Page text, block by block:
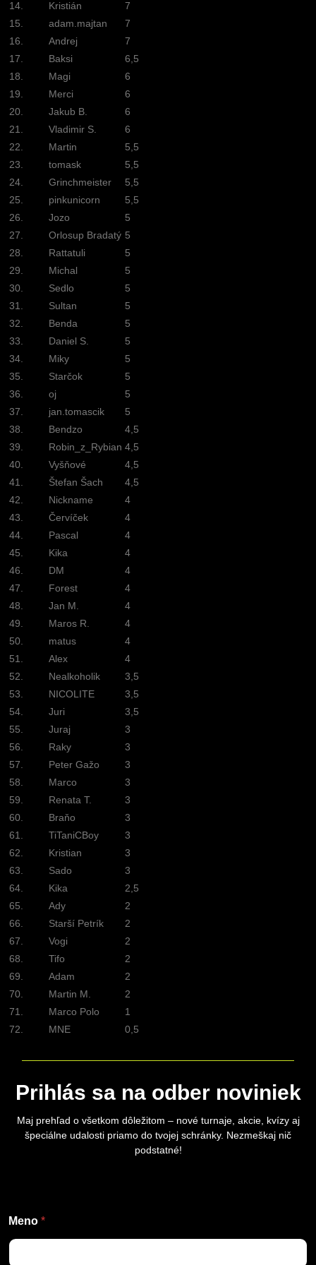
14. Kristián
7
15.
adam.majtan
7
16.
Andrej
7
17.
Baksi
6,5
18.
Magi
6
19.
Merci
6
20.
Jakub B.
6
21.
Vladimir S.
6
22.
Martin
5,5
23.
tomask
5,5
24.
Grinchmeister
5,5
25.
pinkunicorn
5,5
26.
Jozo
5
27.
Orlosup Bradatý 5
28.
Rattatuli
5
29.
Michal
5
30.
Sedlo
5
31.
Sultan
5
32.
Benda
5
33.
Daniel S.
5
34.
Miky
5
35.
Starčok
5
36.
oj
5
37.
jan.tomascik
5
38.
Bendzo
4,5
39.
Robin_z_Rybian 4,5
40.
Vyšňové
4,5
41.
Štefan Šach
4,5
42.
Nickname
4
43.
Červíček
4
44.
Pascal
4
45.
Kika
4
46.
DM
4
47.
Forest
4
48.
Jan M.
4
49.
Maros R.
4
50.
matus
4
51.
Alex
4
52.
Nealkoholik
3,5
53.
NICOLITE
3,5
54.
Juri
3,5
55.
Juraj
3
56.
Raky
3
57.
Peter Gažo
3
58.
Marco
3
59.
Renata T.
3
60.
Braňo
3
61.
TiTaniCBoy
3
62.
Kristian
3
63.
Sado
3
64.
Kika
2,5
65.
Ady
2
66.
Starší Petrík
2
67.
Vogi
2
68.
Tifo
2
69.
Adam
2
70.
Martin M.
2
71.
Marco Polo
1
72.
MNE 0,5
Prihlás sa na odber noviniek
Maj prehľad o všetkom dôležitom – nové turnaje, akcie, kvízy aj
špeciálne udalosti priamo do tvojej schránky. Nezmeškaj nič
podstatné!
e
n
Meno *